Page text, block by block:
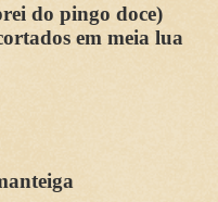
do pingo doce)
em meia lua